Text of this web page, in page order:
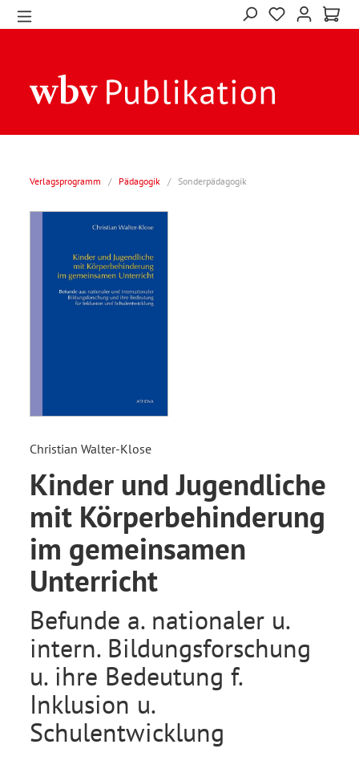
Verlagsprogramm / Pädagogik / Sonderpädagogik
Christian Walter-Klose
Kinder und Jugendliche
mit Körperbehinderung
im gemeinsamen
Unterricht
Befunde a. nationaler u.
intern. Bildungsforschung
u. ihre Bedeutung f.
Inklusion u.
Schulentwicklung